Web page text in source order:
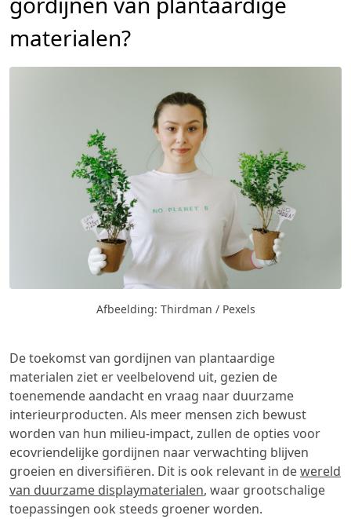
materialen?
Afbeelding: Thirdman / Pexels
De toekomst van gordijnen van plantaardige
materialen ziet er veelbelovend uit, gezien de
toenemende aandacht en vraag naar duurzame
interieurproducten. Als meer mensen zich bewust
worden van hun milieu-impact, zullen de opties voor
ecovriendelijke gordijnen naar verwachting blijven
groeien en diversifiëren. Dit is ook relevant in dewereld
van duurzame displaymaterialen, waar grootschalige
toepassingen ook steeds groener worden.